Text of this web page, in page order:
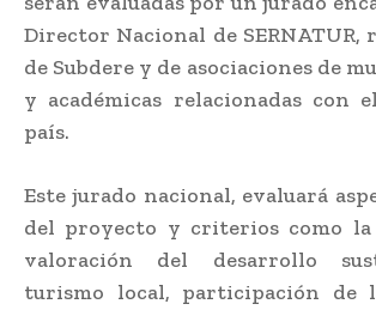
Director Nacional de SERNATUR,
de Subdere y de asociaciones de
y académicas relacionadas con
país.
Este jurado nacional, evaluará
del proyecto y criterios como
valoración del desarrollo
turismo local, participación de